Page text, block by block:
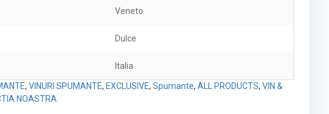
Veneto
Dulce
Italia
, VINURI SPUMANTE, EXCLUSIVE, Spumante, ALL PRODUCTS, VIN &
NOASTRA